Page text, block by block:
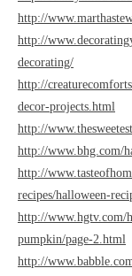
http://
http://
decorating/
http://
decor-projects.html
http://
http://www.bhg.com/
http://
recipes/halloween-
http://www.hgtv.com/
pumpkin/page-2.html
http://